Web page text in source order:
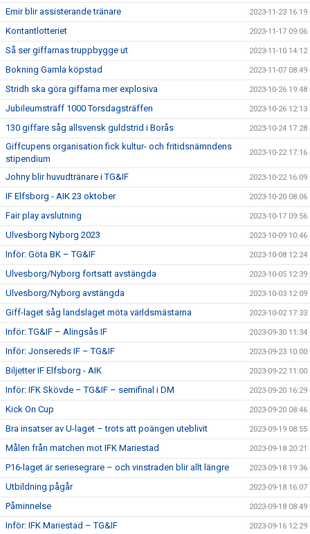
Emir blir assisterande tränare 2023-11-23 16:19
Kontantlotteriet 2023-11-17 09:06
Så ser giffarnas truppbygge ut 2023-11-10 14:12
Bokning Gamla köpstad 2023-11-07 08:49
Stridh ska göra giffarna mer explosiva 2023-10-26 19:48
Jubileumsträff 1000 Torsdagsträffen 2023-10-26 12:13
130 giffare såg allsvensk guldstrid i Borås 2023-10-24 17:28
Giffcupens organisation fick kultur- och fritidsnämndens
stipendium
2023-10-22 17:16
Johny blir huvudtränare i TG&IF 2023-10-22 16:09
IF Elfsborg - AIK 23 oktober 2023-10-20 08:06
Fair play avslutning 2023-10-17 09:56
Ulvesborg Nyborg 2023 2023-10-09 10:46
Inför: Göta BK – TG&IF 2023-10-08 12:24
Ulvesborg/Nyborg fortsatt avstängda 2023-10-05 12:39
Ulvesborg/Nyborg avstängda 2023-10-03 12:09
Giff-laget såg landslaget möta världsmästarna 2023-10-02 17:33
Inför: TG&IF – Alingsås IF 2023-09-30 11:34
Inför: Jonsereds IF – TG&IF 2023-09-23 10:00
Biljetter IF Elfsborg - AIK 2023-09-22 11:00
Inför: IFK Skövde – TG&IF – semifinal i DM 2023-09-20 16:29
Kick On Cup 2023-09-20 08:46
Bra insatser av U-laget – trots att poängen uteblivit 2023-09-19 08:55
Målen från matchen mot IFK Mariestad 2023-09-18 20:21
P16-laget är seriesegrare – och vinstraden blir allt längre 2023-09-18 19:36
Utbildning pågår 2023-09-18 16:07
Påminnelse 2023-09-18 08:49
Inför: IFK Mariestad – TG&IF 2023-09-16 12:29